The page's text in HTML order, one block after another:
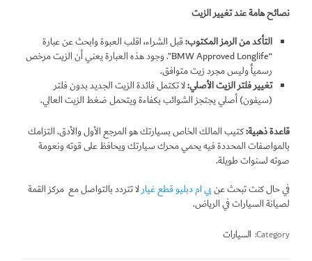
نصائح هامة عند تغيير الزيت
التأكد من الرمز المكتوب:قبل الشراء، اقلب العبوة وابحث عن عبارة
“BMW Approved Longlife”. وجود هذه العبارة يعني أن الزيت مرخص
رسمياً وليس مجرد زيت متوافق.
تغيير فلتر الزيت الأصلي:لا تكتمل فائدة الزيت الجديد بدون فلتر
(سيفون) أصلي يجتجز الشوائب بكفاءة ويتحمل ضغط الزيت العالي.
قاعدة ذهبية:كتيب المالك الخاص بسيارتك هو المرجع الأول والأدق. التزامك
بالمواصفات المحددة فيه يحمي محرك سيارتك ويحافظ على قوته ونعومة
صوته لسنوات طويلة.
في حال كنت تبحث عنبي ام دبليو قطع غيارلا تتردد بالتواصل مع مركز القمة
لصيانة السيارات في الرياض.
Category: السيارات